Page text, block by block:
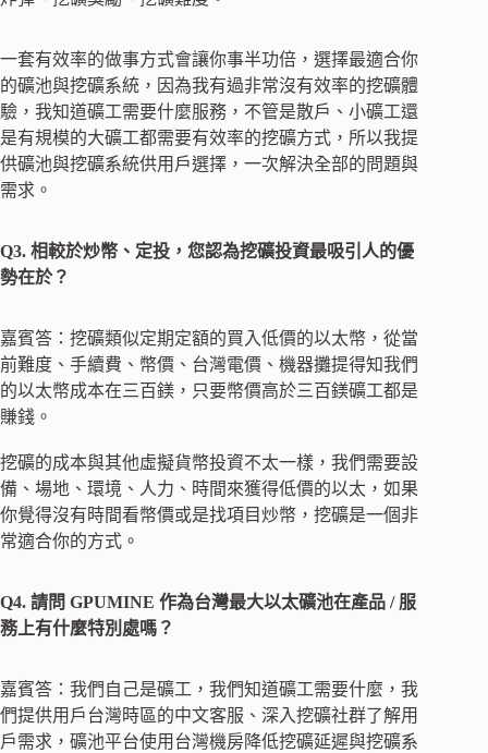
一套有效率的做事方式會讓你事半功倍，選擇最適合你
的礦池與挖礦系統，因為我有過非常沒有效率的挖礦體
驗，我知道礦工需要什麼服務，不管是散戶、小礦工還
是有規模的大礦工都需要有效率的挖礦方式，所以我提
供礦池與挖礦系統供用戶選擇，一次解決全部的問題與
需求。
Q3. 相較於炒幣、定投，您認為挖礦投資最吸引人的優
勢在於？
嘉賓答：挖礦類似定期定額的買入低價的以太幣，從當
前難度、手續費、幣價、台灣電價、機器攤提得知我們
的以太幣成本在三百鎂，只要幣價高於三百鎂礦工都是
賺錢。
挖礦的成本與其他虛擬貨幣投資不太一樣，我們需要設
備、場地、環境、人力、時間來獲得低價的以太，如果
你覺得沒有時間看幣價或是找項目炒幣，挖礦是一個非
常適合你的方式。
Q4. 請問 GPUMINE 作為台灣最大以太礦池在產品 / 服
務上有什麼特別處嗎？
嘉賓答：我們自己是礦工，我們知道礦工需要什麼，我
們提供用戶台灣時區的中文客服、深入挖礦社群了解用
戶需求，礦池平台使用台灣機房降低挖礦延遲與挖礦系